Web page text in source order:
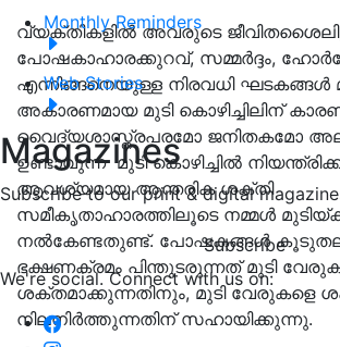
Monthly Reminders
Web Stories
Magazines
Subscribe to our print & digital
Subscribe
We're social. Connect with us on:
വ്യക്തികളിൽ അവരുടെ
പോഷകാഹാരക്കുറവ്, സമ്മർദ്ദം,
എന്നിങ്ങനെയുള്ള നിരവധി ഘടകങ്ങൾ
അകാരണമായ മുടി കൊഴിച്ചിലിന്
വൈദ്യശാസ്ത്രപരമോ ജനിതകമോ
ഉണ്ടാവുന്ന മുടി കൊഴിച്ചിൽ
ആവശ്യമായ ആന്തരിക ശക്തി
സമീകൃതാഹാരത്തിലൂടെ നമ്മൾ
നൽകേണ്ടതുണ്ട്. പോഷകങ്ങൾ
ഭക്ഷണക്രമം പിന്തുടരുന്നത് മുടി
ശക്തമാക്കുന്നതിനും, മുടി വേരുകളെ
നിലനിർത്തുന്നതിന് സഹായിക്കുന്നു.